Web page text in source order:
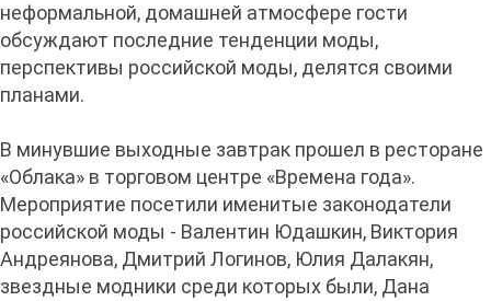
неформальной, домашней атмосфере гости
обсуждают последние тенденции моды,
перспективы российской моды, делятся своими
планами.
В минувшие выходные завтрак прошел в ресторане
«Облака» в торговом центре «Времена года».
Мероприятие посетили именитые законодатели
российской моды - Валентин Юдашкин, Виктория
Андреянова, Дмитрий Логинов, Юлия Далакян,
звездные модники среди которых были, Дана